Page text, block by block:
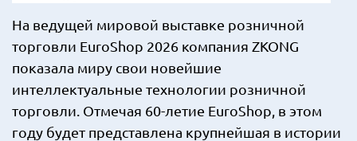
На ведущей мировой выставке розничной
торговли EuroShop 2026 компания ZKONG
показала миру свои новейшие
интеллектуальные технологии розничной
торговли. Отмечая 60-летие EuroShop, в этом
году будет представлена крупнейшая в истории